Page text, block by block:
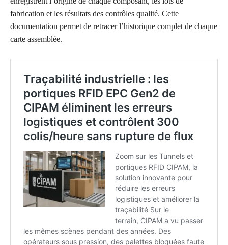
fabrication et les résultats des contrôles qualité. Cette
documentation permet de retracer l’historique complet de chaque
carte assemblée.